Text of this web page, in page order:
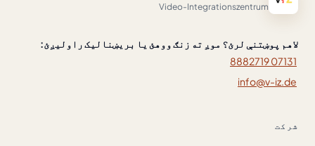
Video-Integrationszentrum
لاهم پوښتنې لرئ؟ موږ ته زنګ ووهئ یا بریښنالیک راولیږئ:
07131 8882719
info@v-iz.de
شرکت